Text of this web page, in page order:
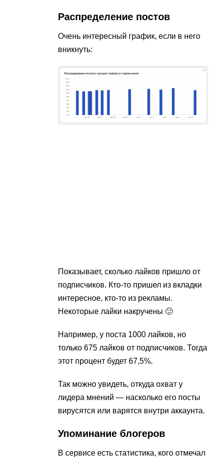
Распределение постов
Очень интересный график, если в него
вникнуть:
Показывает, сколько лайков пришло от
подписчиков. Кто-то пришел из вкладки
интересное, кто-то из рекламы.
Некоторые лайки накручены 🙂
Например, у поста 1000 лайков, но
только 675 лайков от подписчиков. Тогда
этот процент будет 67,5%.
Так можно увидеть, откуда охват у
лидера мнений — насколько его посты
вирусятся или варятся внутри аккаунта.
Упоминание блогеров
В сервисе есть статистика, кого отмечал